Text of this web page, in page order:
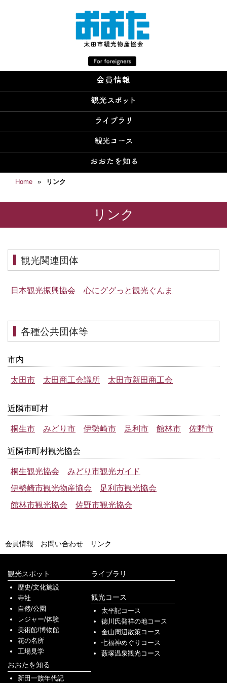
Home » リンク
リンク
観光関連団体
日本観光振興協会 心にググっと観光ぐんま
各種公共団体等
市内
太田市 太田商工会議所 太田市新田商工会
近隣市町村
桐生市 みどり市 伊勢崎市 足利市 館林市 佐野市
近隣市町村観光協会
桐生観光協会
みどり市観光ガイド
伊勢崎市観光物産協会
足利市観光協会
館林市観光協会
佐野市観光協会
会員情報 お問い合わせ リンク
観光スポット
歴史/文化施設
寺社
自然/公園
レジャー/体験
美術館/博物館
花の名所
工場見学
ライブラリ
観光コース
太平記コース
徳川氏発祥の地コース
金山周辺散策コース
七福神めぐりコース
藪塚温泉観光コース
おおたを知る
新田一族年代記